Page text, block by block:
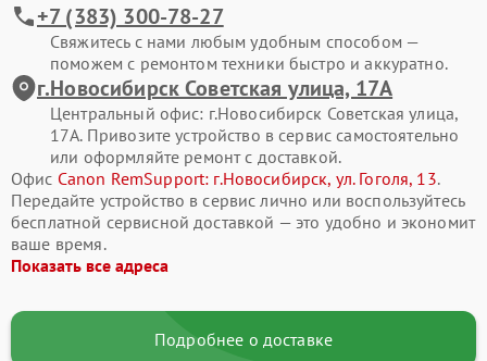
+7 (383) 300-78-27
Свяжитесь с нами любым удобным способом —
поможем с ремонтом техники быстро и аккуратно.
г.Новосибирск Советская улица, 17А
Центральный офис: г.Новосибирск Советская улица,
17А. Привозите устройство в сервис самостоятельно
или оформляйте ремонт с доставкой.
Офис Canon RemSupport: г.Новосибирск, ул. Гоголя, 13.
Передайте устройство в сервис лично или воспользуйтесь
бесплатной сервисной доставкой — это удобно и экономит
ваше время.
Показать все адреса
Подробнее о доставке